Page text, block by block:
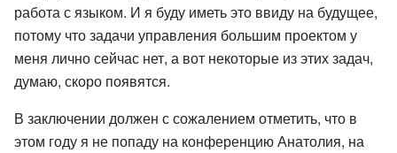
работа с языком. И я буду иметь это ввиду на будущее,
потому что задачи управления большим проектом у
меня лично сейчас нет, а вот некоторые из этих задач,
думаю, скоро появятся.
В заключении должен с сожалением отметить, что в
этом году я не попаду на конференцию Анатолия, на